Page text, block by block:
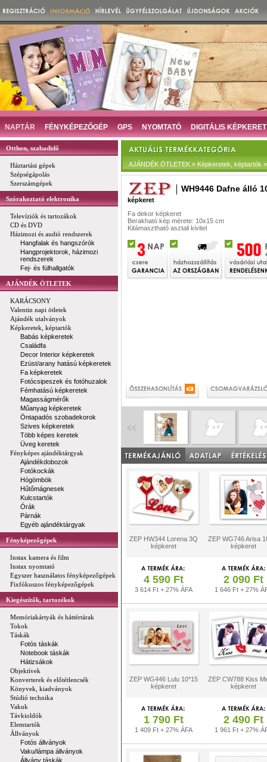
NAPTÁR FÉNYKÉPEZŐGÉP GPS NYOMTATÓ DIGITÁLIS KÉPKERET
Otthon, szabadidő
Háztartási gépek
Szépségápolás
Szerszámgépek
Szórakoztató elektronika
Televíziók és tartozákok
CD és DVD
Házimozi és audió rendszerek
Hangfalak és hangszórók
Hangprojektorok, házimozi
rendszerek
Fej- és fülhallgatók
AJÁNDÉK ÖTLETEK
KARÁCSONY
Valentin napi ötletek
Ajándék utalványok
Képkeretek, képtartók
Babás képkeretek
Családfa
Decor Interior képkeretek
Ezüst/arany hatású képkeretek
Fa képkeretek
Fotócsipeszek és fotóhuzalok
Fémhatású képkeretek
Magasságmérők
Műanyag képkeretek
Öntapadós szobadekorok
Szives képkeretek
Több képes keretek
Üveg keretek
Fényképes ajándéktárgyak
Ajándékdobozok
Fotókockák
Hógömbök
Hűtőmágnesek
Kulcstartók
Órák
Párnák
Egyéb ajándéktárgyak
Fényképezőgépek
Instax kamera és film
Instax nyomtató
Egyszer használatos fényképezőgépek
Fixfókuszos fényképezőgépek
Kiegészítők, tartozékok
Memóriakártyák és háttértárak
Tokok
Táskák
Fotós táskák
Notebook táskák
Hátizsákok
Objektívek
Konverterek és előtétlencsék
Könyvek, kiadványok
Stúdió technika
Vakuk
Távkioldók
Elemtartók
Állványok
Fotós állványok
Vaku/lámpa állványok
Állvány táskák
AJÁNDÉK ÖTLETEK » Képkeretek, képtartók
WH9446 Dafne álló
képkeret
Fa dekor képkeret
Berakható kép mérete: 10x15 cm
Kitámasztható asztali kivitel
ZEP HW344 Lorena 3Q
képkeret
ZEP WG746 Arisa
képkeret
4 590 Ft
3 614 Ft + 27% ÁFA
2 090 Ft
1 646 Ft + 27%
ZEP WG446 Lulu 10*15
képkeret
ZEP CW788 Kiss
képkeret
1 790 Ft
1 409 Ft + 27% ÁFA
2 490 Ft
1 961 Ft + 27%